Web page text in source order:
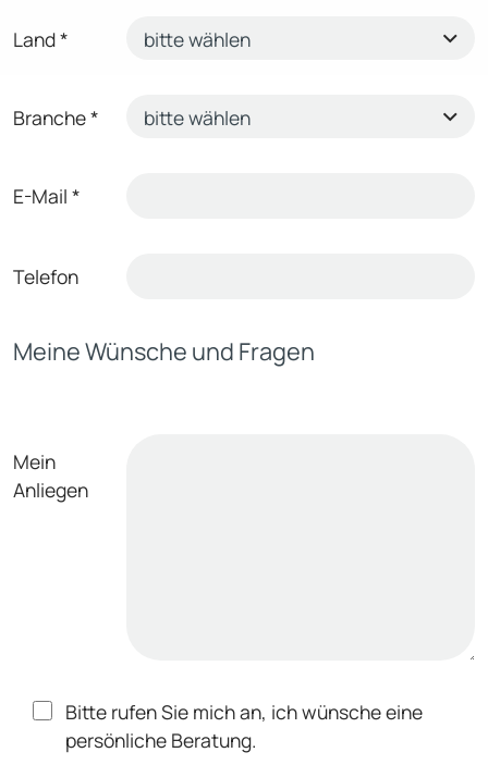
Land*
Branche*
E-Mail *
Telefon
Meine Wünsche und Fragen
Mein
Anliegen
Bitte rufen Sie mich an, ich wünsche eine
persönliche Beratung.